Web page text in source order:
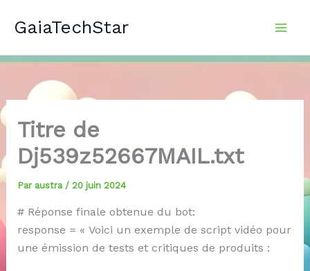
GaiaTechStar
Titre de
Dj539z52667MAIL.txt
Par austra / 20 juin 2024
# Réponse finale obtenue du bot:
response = « Voici un exemple de script vidéo pour
une émission de tests et critiques de produits :